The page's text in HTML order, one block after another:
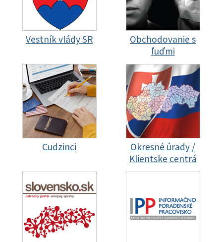
Vestník vlády SR
Obchodovanie s
ľuďmi
Cudzinci
Okresné úrady /
Klientske centrá